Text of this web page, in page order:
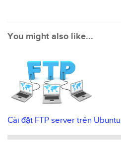
You might also like...
Cài đặt FTP server trên Ubuntu